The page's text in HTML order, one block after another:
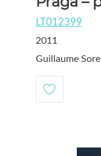
LT012399
2011
Guillaume